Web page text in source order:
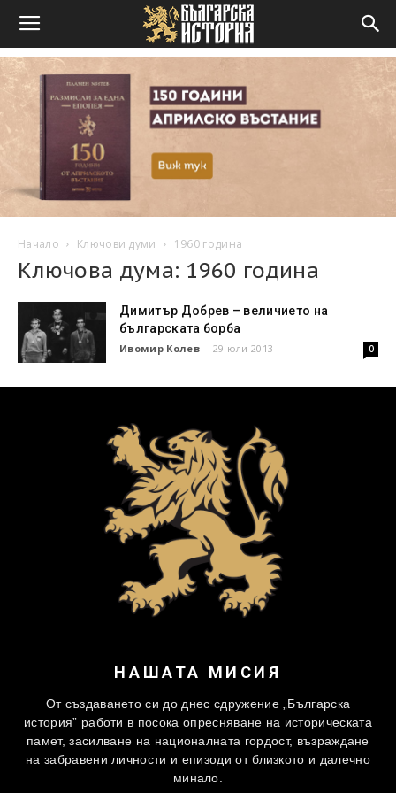
Начало Ключови думи 1960 година
Ключова дума: 1960 година
Димитър Добрев – величието на
българската борба
Ивомир Колев - 29 юли 2013 0
НАШАТА МИСИЯ
От създаването си до днес сдружение „Българска
история” работи в посока опресняване на историческата
памет, засилване на националната гордост, възраждане
на забравени личности и епизоди от близкото и далечно
минало.